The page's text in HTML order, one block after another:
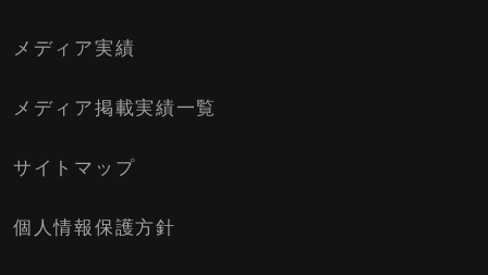
メディア実績
メディア掲載実績一覧
サイトマップ
個人情報保護方針